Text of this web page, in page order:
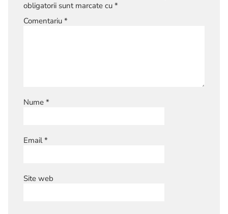
obligatorii sunt marcate cu *
Comentariu *
Nume *
Email*
Site web